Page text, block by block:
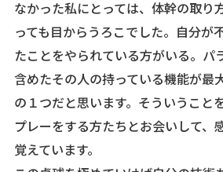
なかった私にとっては、体幹の取り
っても目からうろこでした。自分が
たことをやられている方がいる。パ
含めたその人の持っている機能が最
の１つだと思います。そういうこと
プレーをする方たちとお会いして、
覚えています。